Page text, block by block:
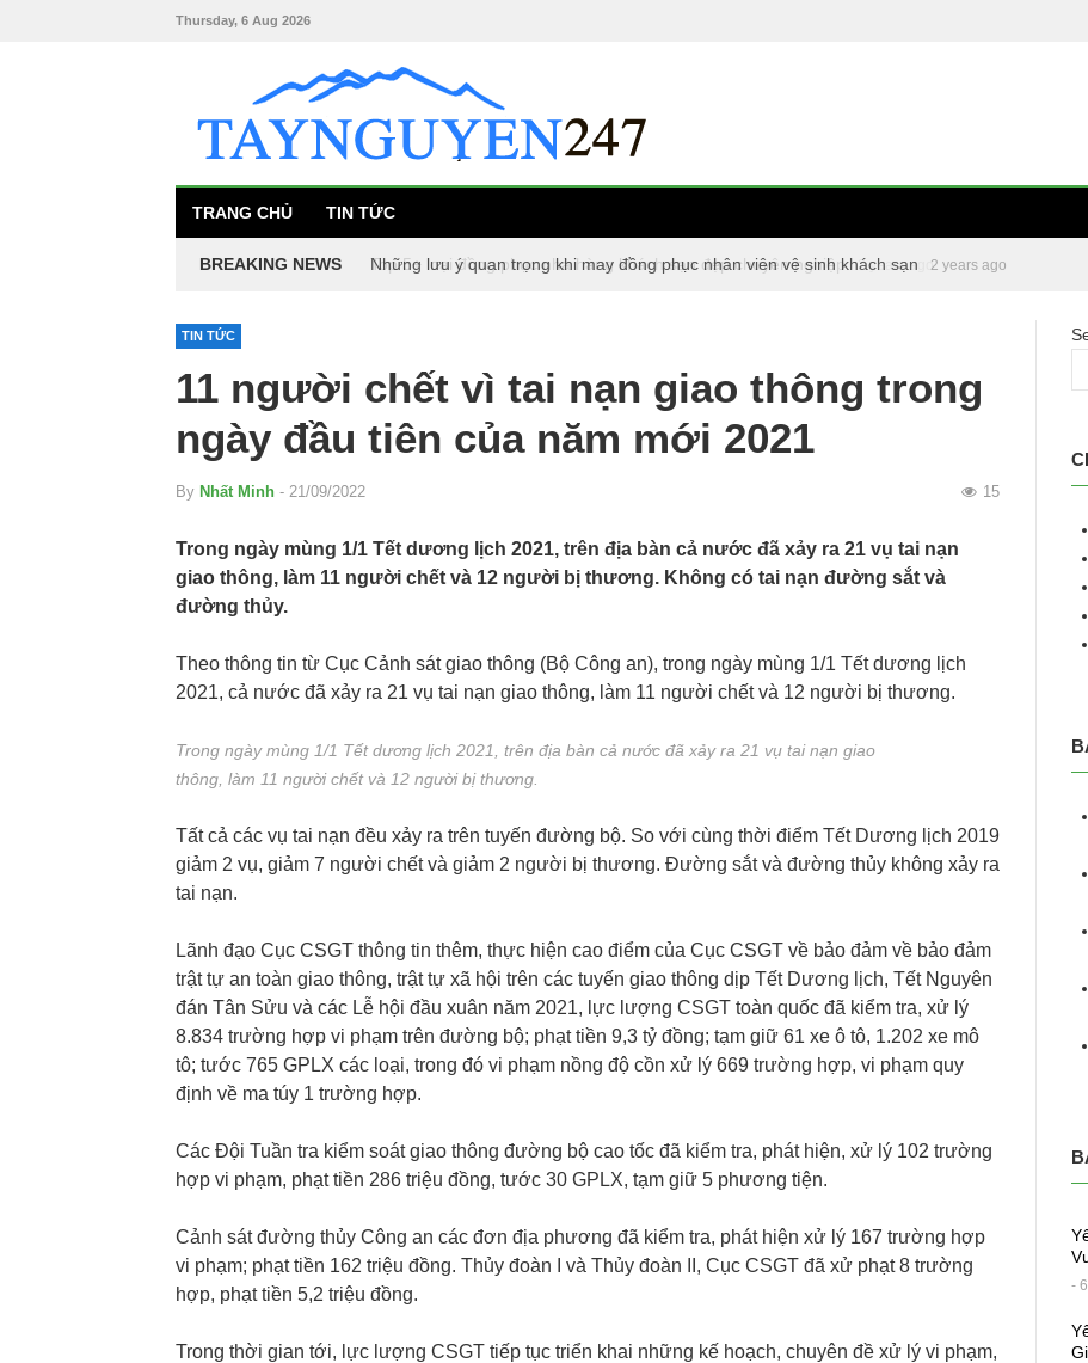
Thursday, 6 Aug 2026
TRANG CHỦ TIN TỨC
BREAKING NEWS Những lưu ý quan trọng khi may đồng phục nhân viên vệ sinh khách sạn 2 years ago
Top 5+ loại đồng phục nhà hàng khách sạn đẹp chuyên nghiệp 2 years ago
TIN TỨC
11 người chết vì tai nạn giao thông trong
ngày đầu tiên của năm mới 2021
By Nhất Minh - 21/09/2022 15
Trong ngày mùng 1/1 Tết dương lịch 2021, trên địa bàn cả nước đã xảy ra 21 vụ tai nạn
giao thông, làm 11 người chết và 12 người bị thương. Không có tai nạn đường sắt và
đường thủy.
Theo thông tin từ Cục Cảnh sát giao thông (Bộ Công an), trong ngày mùng 1/1 Tết dương lịch
2021, cả nước đã xảy ra 21 vụ tai nạn giao thông, làm 11 người chết và 12 người bị thương.
Trong ngày mùng 1/1 Tết dương lịch 2021, trên địa bàn cả nước đã xảy ra 21 vụ tai nạn giao
thông, làm 11 người chết và 12 người bị thương.
Tất cả các vụ tai nạn đều xảy ra trên tuyến đường bộ. So với cùng thời điểm Tết Dương lịch 2019
giảm 2 vụ, giảm 7 người chết và giảm 2 người bị thương. Đường sắt và đường thủy không xảy ra
tai nạn.
Lãnh đạo Cục CSGT thông tin thêm, thực hiện cao điểm của Cục CSGT về bảo đảm về bảo đảm
trật tự an toàn giao thông, trật tự xã hội trên các tuyến giao thông dịp Tết Dương lịch, Tết Nguyên
đán Tân Sửu và các Lễ hội đầu xuân năm 2021, lực lượng CSGT toàn quốc đã kiểm tra, xử lý
8.834 trường hợp vi phạm trên đường bộ; phạt tiền 9,3 tỷ đồng; tạm giữ 61 xe ô tô, 1.202 xe mô
tô; tước 765 GPLX các loại, trong đó vi phạm nồng độ cồn xử lý 669 trường hợp, vi phạm quy
định về ma túy 1 trường hợp.
Các Đội Tuần tra kiểm soát giao thông đường bộ cao tốc đã kiểm tra, phát hiện, xử lý 102 trường
hợp vi phạm, phạt tiền 286 triệu đồng, tước 30 GPLX, tạm giữ 5 phương tiện.
Cảnh sát đường thủy Công an các đơn địa phương đã kiểm tra, phát hiện xử lý 167 trường hợp
vi phạm; phạt tiền 162 triệu đồng. Thủy đoàn I và Thủy đoàn II, Cục CSGT đã xử phạt 8 trường
hợp, phạt tiền 5,2 triệu đồng.
Trong thời gian tới, lực lượng CSGT tiếp tục triển khai những kế hoạch, chuyên đề xử lý vi phạm,
-